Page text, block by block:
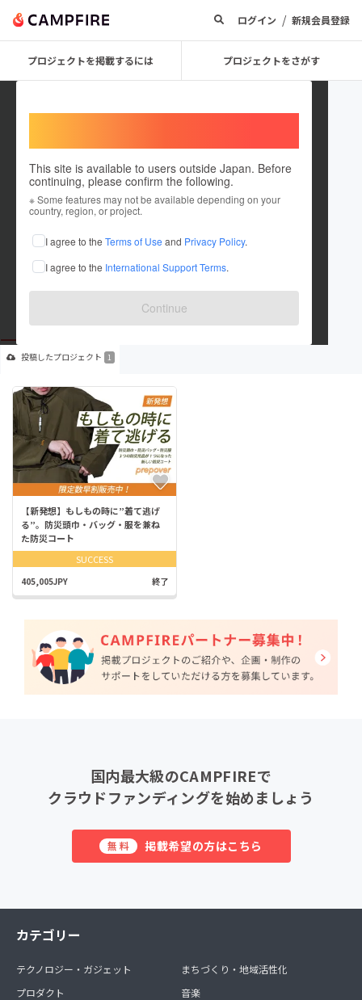
ログイン / 新規会員登録
プロジェクトを掲載するには プロジェクトをさがす
This site is available to users outside Japan. Before
continuing, please confirm the following.
※ Some features may not be available depending on your
country, region, or project.
I agree to the Terms of Use and Privacy Policy.
I agree to the International Support Terms.
Continue
avenire_lond
これまでに1回支援して1件のプロジェクトを投稿しています
在住国：日本 現在地：未設定
出身国：日本 出身地：未設定
投稿したプロジェクト 1
【新発想】もしもの時に”着て逃げ
る”。防災頭巾・バッグ・服を兼ね
た防災コート
SUCCESS
405,005JPY 終了
国内最大級のCAMPFIREで
クラウドファンディングを始めましょう
無料 掲載希望の方はこちら
カテゴリー
テクノロジー・ガジェット
プロダクト
まちづくり・地域活性化
音楽